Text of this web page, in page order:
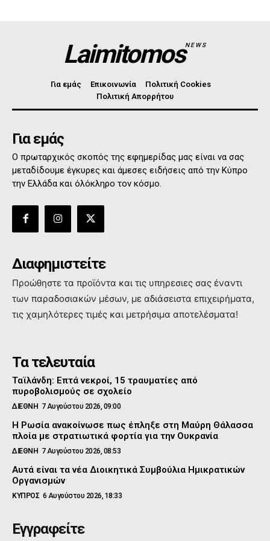
LaimitomosNEWS
Για εμάς Επικοινωνία
Πολιτική Cookies
Πολιτική Απορρήτου
Για εμάς
Ο πρωταρχικός σκοπός της εφημερίδας μας είναι να σας
μεταδίδουμε έγκυρες και άμεσες ειδήσεις από την Κύπρο
την Ελλάδα και όλόκληρο τον κόσμο.
Διαφημιστείτε
Προώθηστε τα προϊόντα και τις υπηρεσιες σας έναντι
των παραδοσιακών μέσων, με αδιάσειστα επιχειρήματα,
τις χαμηλότερες τιμές και μετρήσιμα αποτελέσματα!
Τα τελευταία
Ταϊλάνδη: Επτά νεκροί, 15 τραυματίες από
πυροβολισμούς σε σχολείο
ΔΙΕΘΝΗ 7 Αυγούστου 2026, 09:00
Η Ρωσία ανακοίνωσε πως έπληξε στη Μαύρη Θάλασσα
πλοία με στρατιωτικά φορτία για την Ουκρανία
ΔΙΕΘΝΗ 7 Αυγούστου 2026, 08:53
Αυτά είναι τα νέα Διοικητικά Συμβούλια Ημικρατικών
Οργανισμών
ΚΥΠΡΟΣ 6 Αυγούστου 2026, 18:33
Εγγραφείτε